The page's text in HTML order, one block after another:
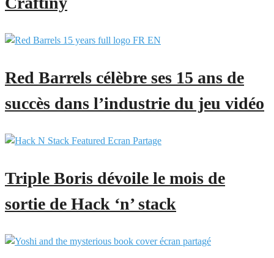
Red Barrels célèbre ses 15 ans de
succès dans l’industrie du jeu vidéo
Triple Boris dévoile le mois de
sortie de Hack ‘n’ stack